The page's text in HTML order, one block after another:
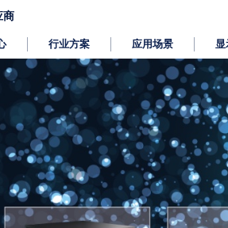
商
行业方案 应用场景 显